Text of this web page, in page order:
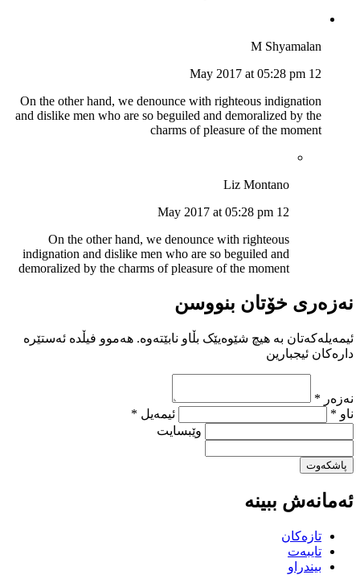
M Shyamalan
12 May 2017 at 05:28 pm
On the other hand, we denounce with righteous indignation
and dislike men who are so beguiled and demoralized by the
charms of pleasure of the moment
Liz Montano
12 May 2017 at 05:28 pm
On the other hand, we denounce with righteous
indignation and dislike men who are so beguiled and
demoralized by the charms of pleasure of the moment
نەزەری خۆتان بنووسن
ئیمەیلەکەتان بە هیچ شێوەیێک بڵاو نابێتەوە. هەموو فیڵدە ئەستێرە
دارەکان ئیجبارین
نەزەر *
ناو *
ئیمەیل *
وێبسایت
پاشکەوت
ئەمانەش ببینە
تازەکان
تایبەت
بیندراو